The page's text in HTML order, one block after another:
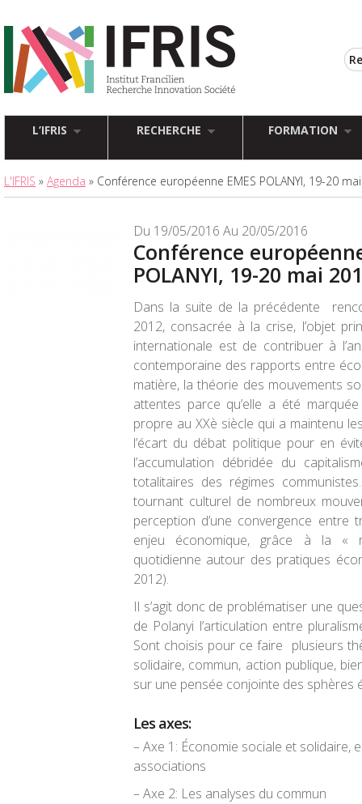
L’IFRIS RECHERCHE FORMATION
L'IFRIS » Agenda » Conférence européenne EMES POLANYI, 19-20
Du 19/05/2016 Au 20/05/2016
Conférence
POLANYI, 19-20 mai
Dans la suite de la précédente
2012, consacrée à la crise, l’objet
internationale est de contribuer à
contemporaine des rapports entre
matière, la théorie des mouvements
attentes parce qu’elle a été
propre au XXè siècle qui a maintenu
l’écart du débat politique pour en
l’accumulation débridée du
totalitaires des régimes
tournant culturel de nombreux
perception d’une convergence entre
enjeu économique, grâce à la «
quotidienne autour des pratiques
2012).
Il s’agit donc de problématiser une
de Polanyi l’articulation entre
Sont choisis pour ce faire plusieurs
solidaire, commun, action publique,
sur une pensée conjointe des sphères
Les axes:
– Axe 1: Économie sociale et solidaire,
associations
– Axe 2: Les analyses du commun